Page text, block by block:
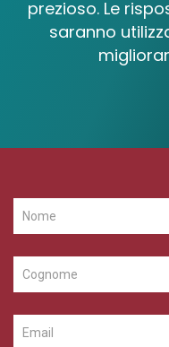
prezioso. Le
saranno